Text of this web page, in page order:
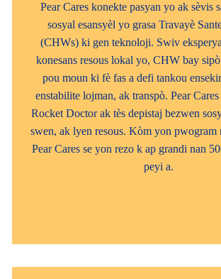
Pear Cares konekte pasyan yo ak sèvis
sosyal esansyèl yo grasa Travayè
(CHWs) ki gen teknoloji. Swiv
konesans resous lokal yo, CHW bay
pou moun ki fè fas a defi tankou
enstabilite lojman, ak transpò. Pear
Rocket Doctor ak tès depistaj bezwen
swen, ak lyen resous. Kòm yon pwogram
Pear Cares se yon rezo k ap grandi nan
peyi a.